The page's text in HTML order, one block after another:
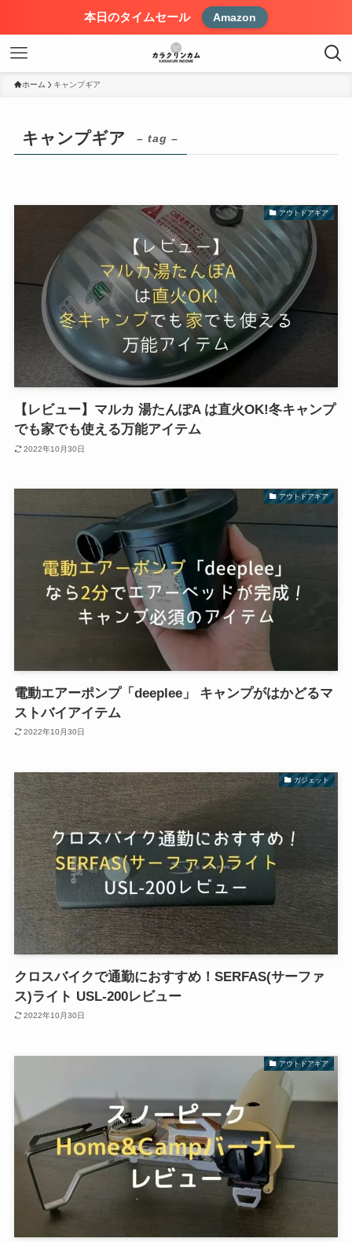
本日のタイムセール Amazon
ホーム キャンプギア
キャンプギア – tag –
アウトドアギア
【レビュー】マルカ 湯たんぽA は直火OK!冬キャンプ
でも家でも使える万能アイテム
2022年10月30日
アウトドアギア
電動エアーポンプ「deeplee」 キャンプがはかどるマ
ストバイアイテム
2022年10月30日
ガジェット
クロスバイクで通勤におすすめ！SERFAS(サーファ
ス)ライト USL-200レビュー
2022年10月30日
アウトドアギア